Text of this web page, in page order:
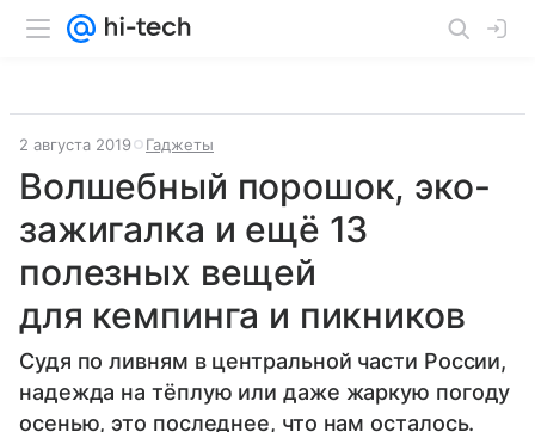
2 августа 2019 Гаджеты
Волшебный порошок, эко-
зажигалка и ещё 13
полезных вещей
для кемпинга и пикников
Судя по ливням в центральной части России,
надежда на тёплую или даже жаркую погоду
осенью, это последнее, что нам осталось.